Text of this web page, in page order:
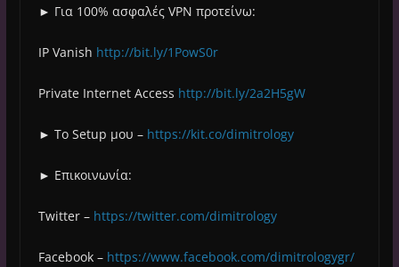
► Για 100% ασφαλές VPN προτείνω:
IP Vanish http://bit.ly/1PowS0r
Private Internet Access http://bit.ly/2a2H5gW
► Το Setup μου – https://kit.co/dimitrology
► Επικοινωνία:
Twitter – https://twitter.com/dimitrology
Facebook – https://www.facebook.com/dimitrologygr/